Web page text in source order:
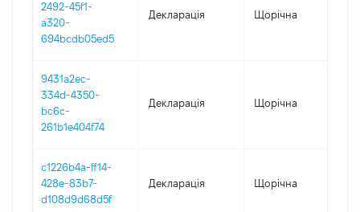
2492-45f1-
a320-
694bcdb05ed5
Декларація Щорічна
9431a2ec-
334d-4350-
bc6c-
261b1e404f74
Декларація Щорічна
c1226b4a-ff14-
428e-83b7-
d108d9d68d5f
Декларація Щорічна